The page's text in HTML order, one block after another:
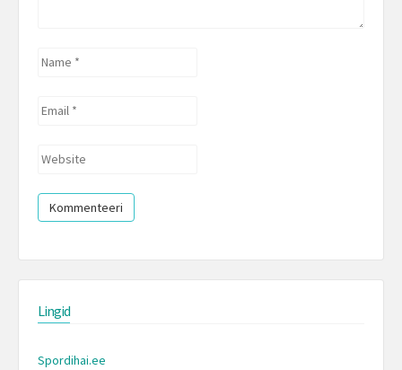
Name
Email
Website
Lingid
Spordihai.ee